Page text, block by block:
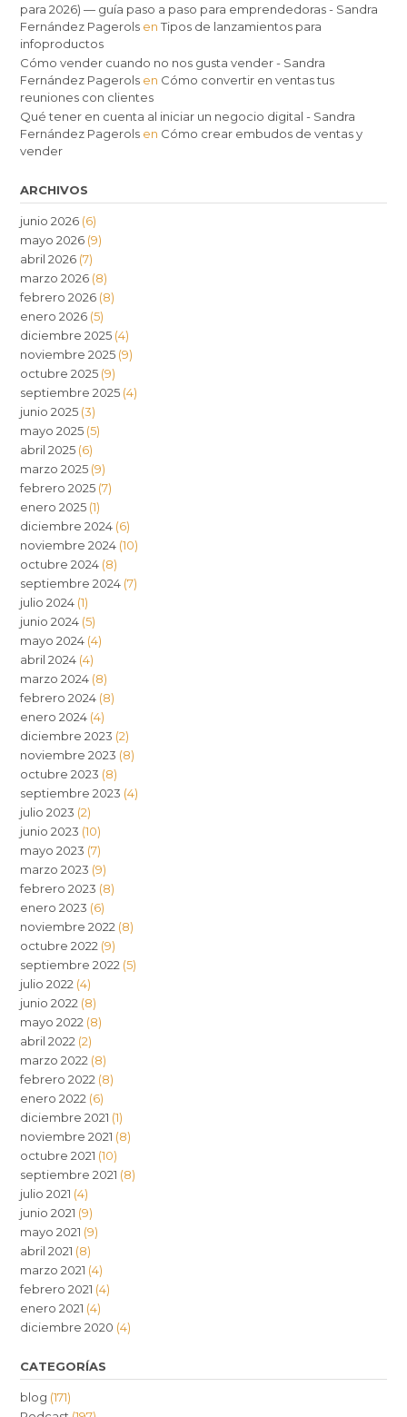
para 2026) — guía paso a paso para emprendedoras - Sandra
Fernández Pagerols enTipos de lanzamientos para
infoproductos
Cómo vender cuando no nos gusta vender - Sandra
Fernández Pagerols en Cómo convertir en ventas tus
reuniones con clientes
Qué tener en cuenta al iniciar un negocio digital - Sandra
Fernández Pagerols en Cómo crear embudos de ventas y
vender
ARCHIVOS
junio 2026 (6)
mayo 2026 (9)
abril 2026 (7)
marzo 2026 (8)
febrero 2026 (8)
enero 2026 (5)
diciembre 2025 (4)
noviembre 2025 (9)
octubre 2025 (9)
septiembre 2025 (4)
junio 2025 (3)
mayo 2025 (5)
abril 2025 (6)
marzo 2025 (9)
febrero 2025 (7)
enero 2025 (1)
diciembre 2024 (6)
noviembre 2024 (10)
octubre 2024 (8)
septiembre 2024 (7)
julio 2024 (1)
junio 2024 (5)
mayo 2024 (4)
abril 2024 (4)
marzo 2024 (8)
febrero 2024 (8)
enero 2024 (4)
diciembre 2023 (2)
noviembre 2023 (8)
octubre 2023 (8)
septiembre 2023 (4)
julio 2023 (2)
junio 2023 (10)
mayo 2023 (7)
marzo 2023 (9)
febrero 2023 (8)
enero 2023 (6)
noviembre 2022 (8)
octubre 2022 (9)
septiembre 2022 (5)
julio 2022 (4)
junio 2022 (8)
mayo 2022 (8)
abril 2022 (2)
marzo 2022 (8)
febrero 2022 (8)
enero 2022 (6)
diciembre 2021 (1)
noviembre 2021 (8)
octubre 2021 (10)
septiembre 2021 (8)
julio 2021 (4)
junio 2021 (9)
mayo 2021 (9)
abril 2021 (8)
marzo 2021 (4)
febrero 2021 (4)
enero 2021 (4)
diciembre 2020 (4)
CATEGORÍAS
blog (171)